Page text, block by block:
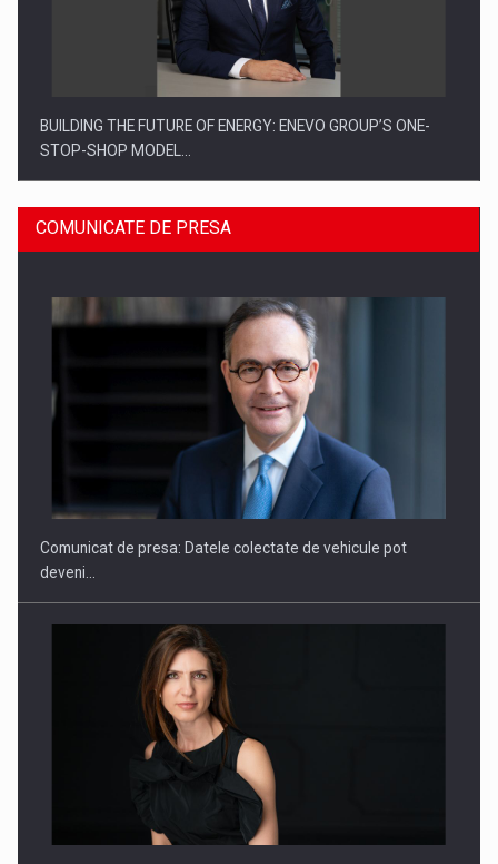
BUILDING THE FUTURE OF ENERGY: ENEVO GROUP’S ONE-
STOP-SHOP MODEL…
ROOTED IN ROMANIA, BUILT TO DELIVER TECHNOLOGY FOR
PUTTING ROMANIAN CORPORATE COMPANIES ON THE
INTERNATIONAL BUSINESS SCENE
COMUNICATE DE PRESA
Comunicat de presa: Datele colectate de vehicule pot
deveni…